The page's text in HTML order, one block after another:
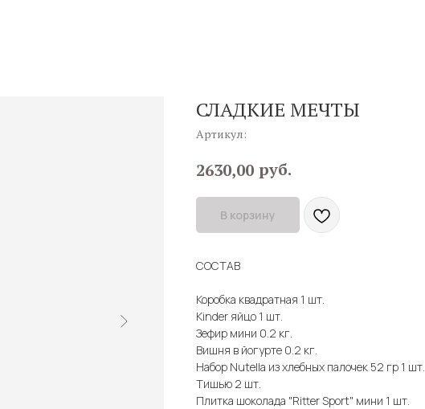
СЛАДКИЕ МЕЧТЫ
Артикул:
2630,00 руб.
В корзину
СОСТАВ
Коробка квадратная 1 шт.
Kinder яйцо 1 шт.
Зефир мини 0.2 кг.
Вишня в йогурте 0.2 кг.
Набор Nutella из хлебных палочек 52 гр 1 шт.
Тишью 2 шт.
Плитка шоколада "Ritter Sport" мини 1 шт.